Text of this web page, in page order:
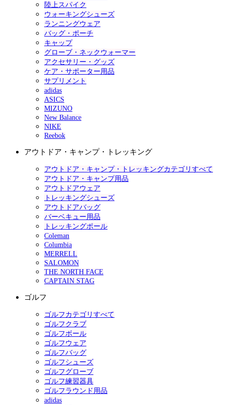
陸上スパイク
ウォーキングシューズ
ランニングウェア
バッグ・ポーチ
キャップ
グローブ・ネックウォーマー
アクセサリー・グッズ
ケア・サポーター用品
サプリメント
adidas
ASICS
MIZUNO
New Balance
NIKE
Reebok
アウトドア・キャンプ・トレッキング
アウトドア・キャンプ・トレッキングカテゴリすべて
アウトドア・キャンプ用品
アウトドアウェア
トレッキングシューズ
アウトドアバッグ
バーベキュー用品
トレッキングポール
Coleman
Columbia
MERRELL
SALOMON
THE NORTH FACE
CAPTAIN STAG
ゴルフ
ゴルフカテゴリすべて
ゴルフクラブ
ゴルフボール
ゴルフウェア
ゴルフバッグ
ゴルフシューズ
ゴルフグローブ
ゴルフ練習器具
ゴルフラウンド用品
adidas